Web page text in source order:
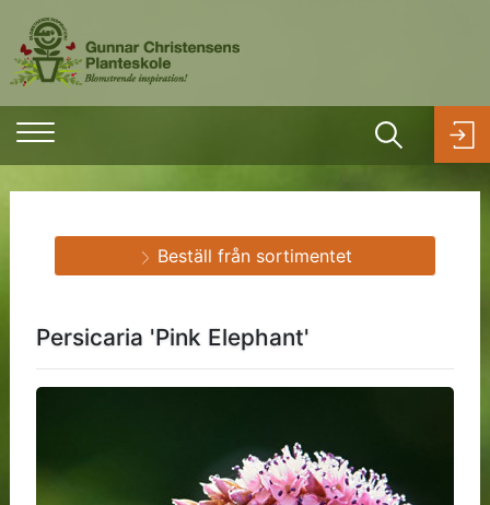
Persicaria 'Pink Elephant'
Beställ från sortimentet